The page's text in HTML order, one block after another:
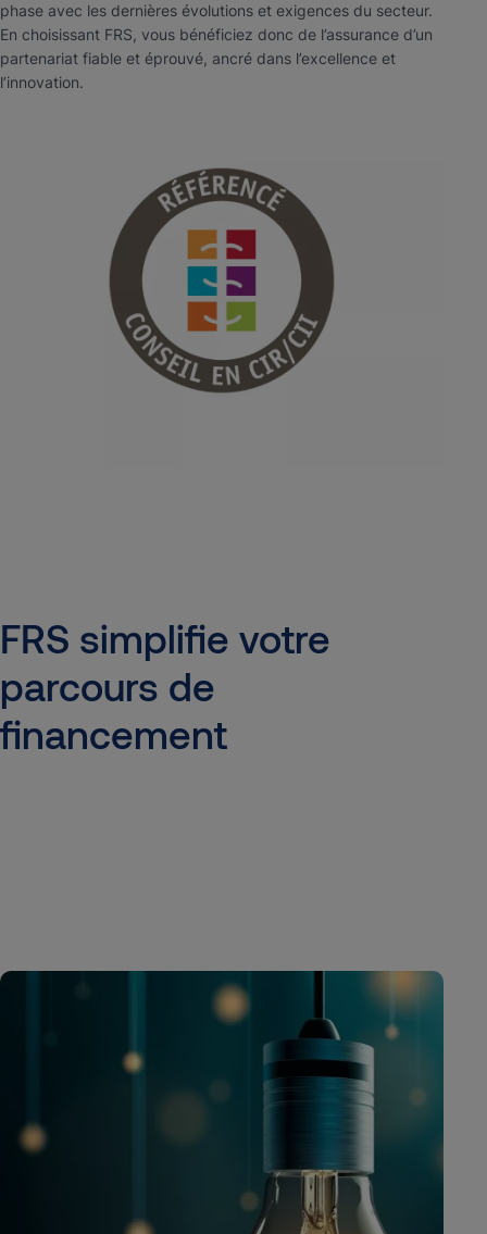
phase avec les dernières évolutions et exigences du secteur.
En choisissant FRS, vous bénéficiez donc de l’assurance d’un
partenariat fiable et éprouvé, ancré dans l’excellence et
l’innovation.
FRS simplifie votre
parcours de
financement